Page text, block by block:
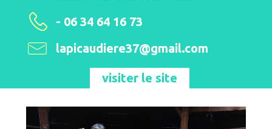
- 06 34 64 16 73
lapicaudiere37@gmail.com
visiter le site